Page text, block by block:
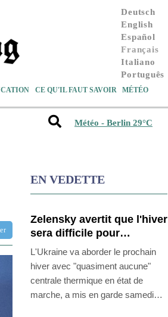
Deutsch
English
Español
Français
Italiano
Português
CE QU'IL FAUT SAVOIR MÉTÉO
Météo - Berlin 29°C
EN VEDETTE
Zelensky avertit que l'hiver
sera difficile pour
l'Ukraine, 4 morts dans
des frappes dans la région
L'Ukraine va aborder le prochain
hiver avec "quasiment aucune"
centrale thermique en état de
marche, a mis en garde samedi